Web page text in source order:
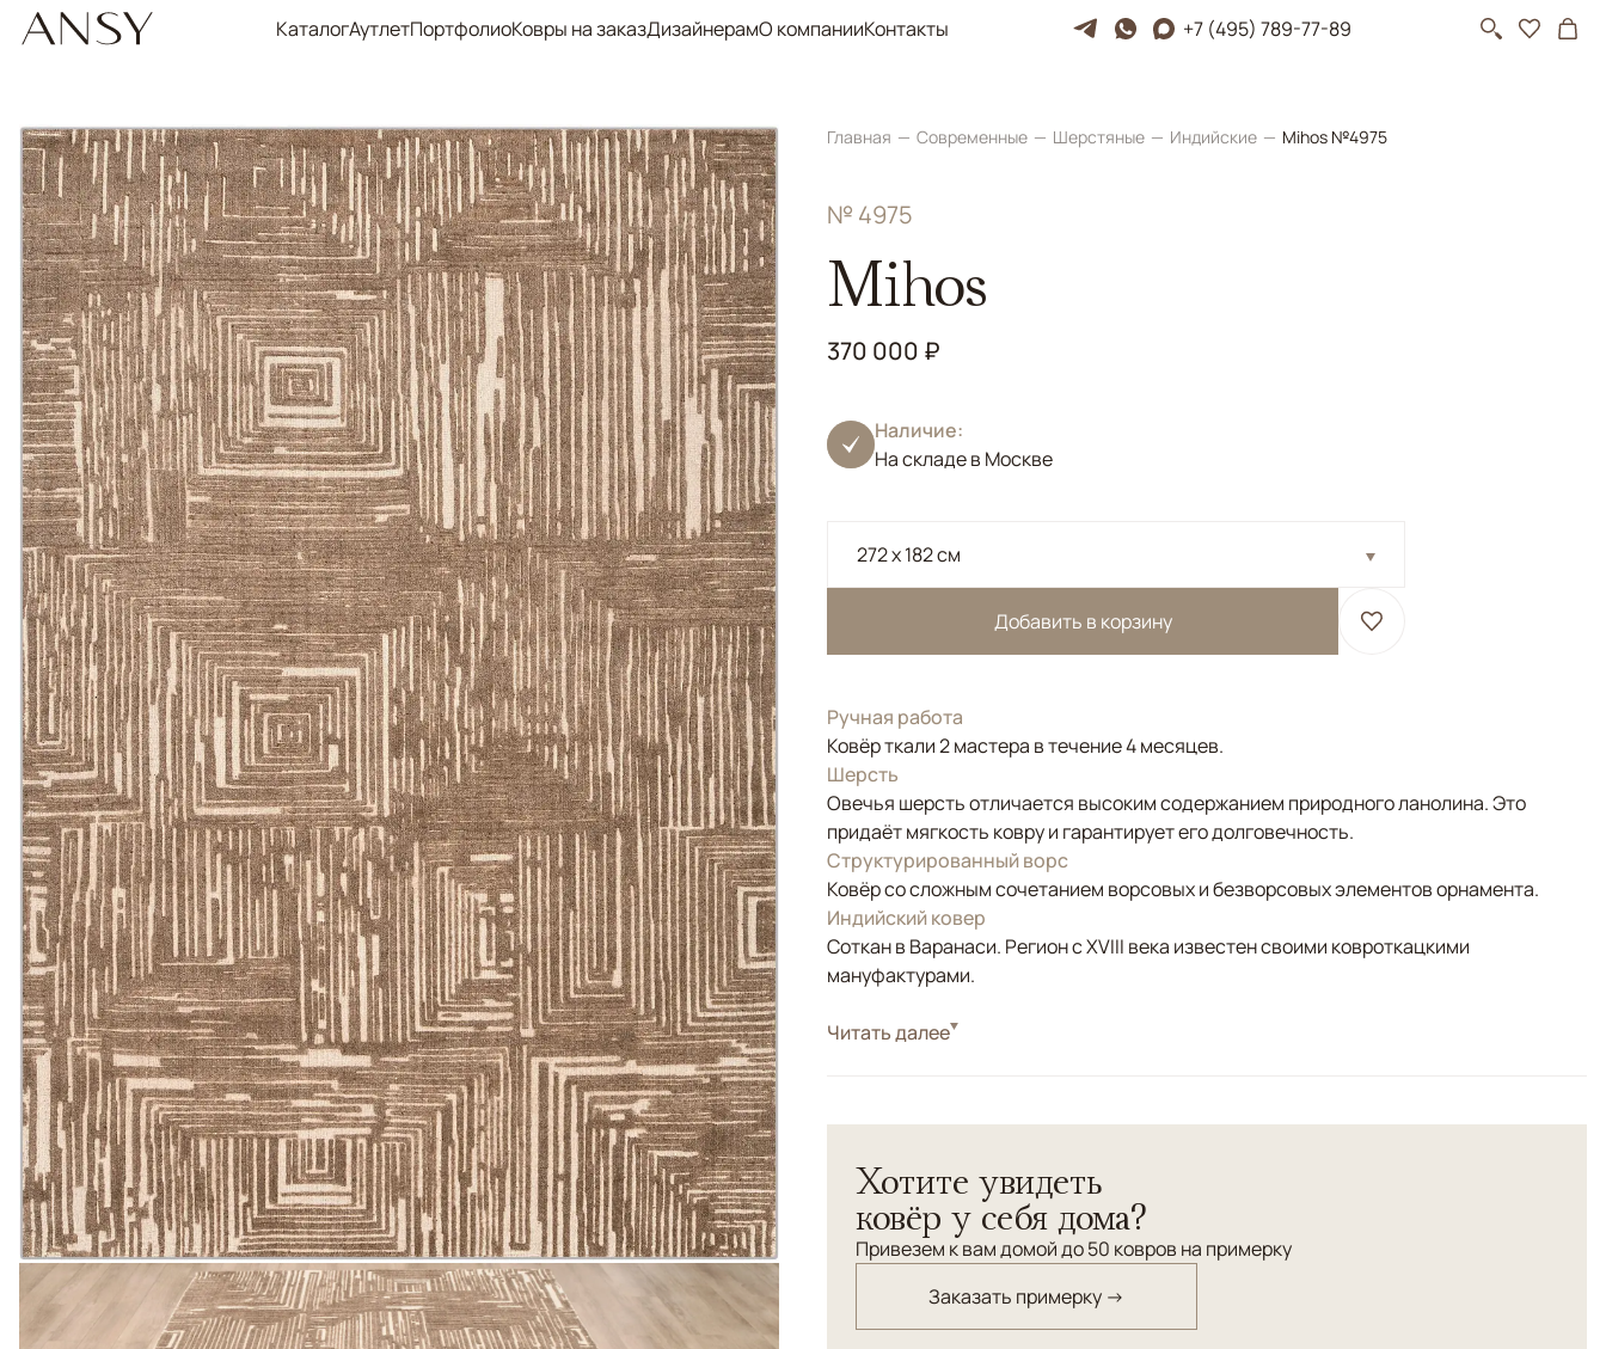
КаталогАутлетПортфолиоКовры на заказДизайнерамО компанииКонтакты +7 (495) 789-77-89
Главная Современные Шерстяные Индийские Mihos №4975
№ 4975
Mihos
370 000 ₽
Наличие:
На складе в Москве
272 x 182 см
Добавить в корзину
Ручная работа
Ковёр ткали 2 мастера в течение 4 месяцев.
Шерсть
Овечья шерсть отличается высоким содержанием природного ланолина. Это
придаёт мягкость ковру и гарантирует его долговечность.
Структурированный ворс
Ковёр со сложным сочетанием ворсовых и безворсовых элементов орнамента.
Индийский ковер
Соткан в Варанаси. Регион с XVIII века известен своими ковроткацкими
мануфактурами.
СтильСовременные
Читать далее
Хотите увидеть
ковёр у себя дома?
Привезем к вам домой до 50 ковров на примерку
Заказать примерку →